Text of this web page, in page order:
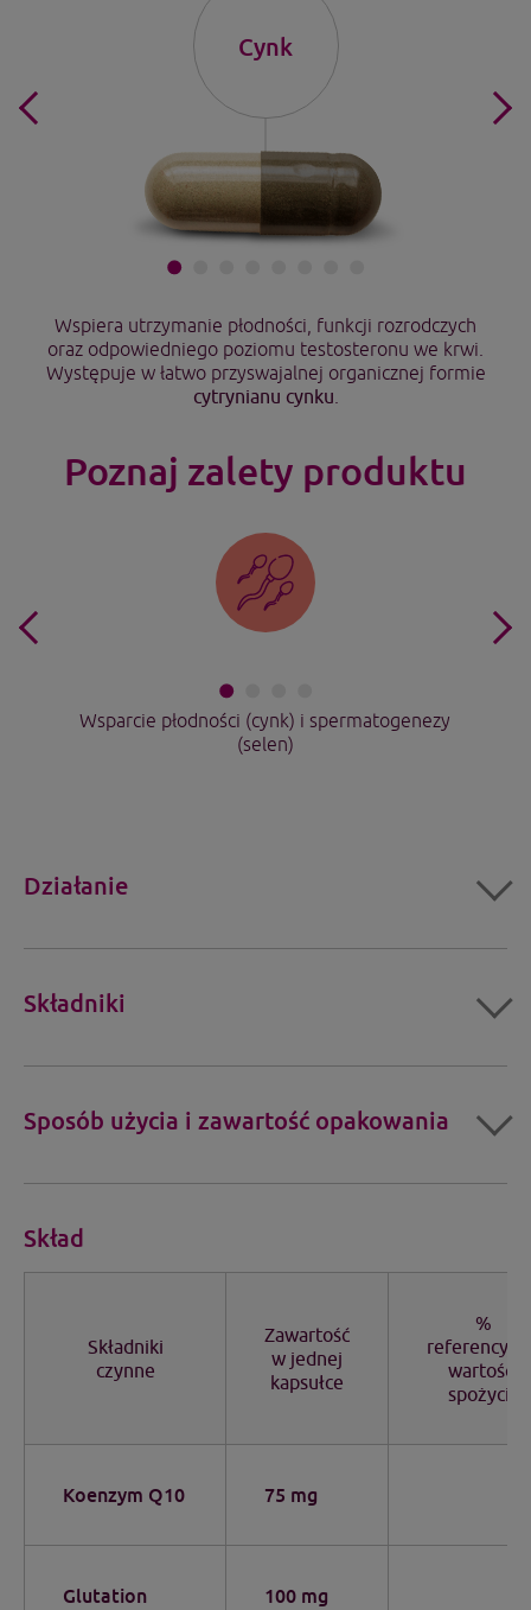
Cynk
Wspiera utrzymanie płodności, funkcji rozrodczych
oraz odpowiedniego poziomu testosteronu we krwi.
Występuje w łatwo przyswajalnej organicznej formie
cytrynianu cynku
Poznaj zalety produktu
Wsparcie płodności (cynk) i spermatogenezy
(selen)
Skład
Składniki
czynne
Zawartość
w jednej
kapsułce
%
wartości
spożycia
Koenzym Q10 75 mg
Glutation 100 mg
Działanie
Składniki
Sposób użycia i zawartość opakowania